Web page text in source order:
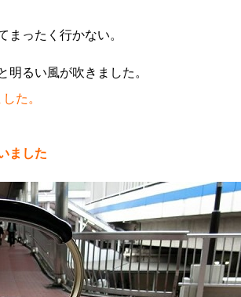
まったく行かない。
た。
ました